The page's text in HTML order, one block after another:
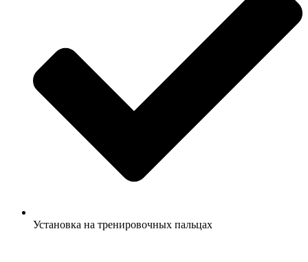
Установка на тренировочных пальцах